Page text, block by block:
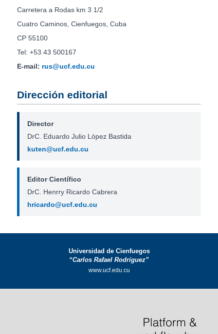
Carretera a Rodas km 3 1/2
Cuatro Caminos, Cienfuegos, Cuba
CP 55100
Tel: +53 43 500167
E-mail: rus@ucf.edu.cu
Dirección editorial
Director
DrC. Eduardo Julio López Bastida
kuten@ucf.edu.cu
Editor Científico
DrC. Henrry Ricardo Cabrera
hricardo@ucf.edu.cu
Universidad de Cienfuegos
“Carlos Rafael Rodríguez”
www.ucf.edu.cu